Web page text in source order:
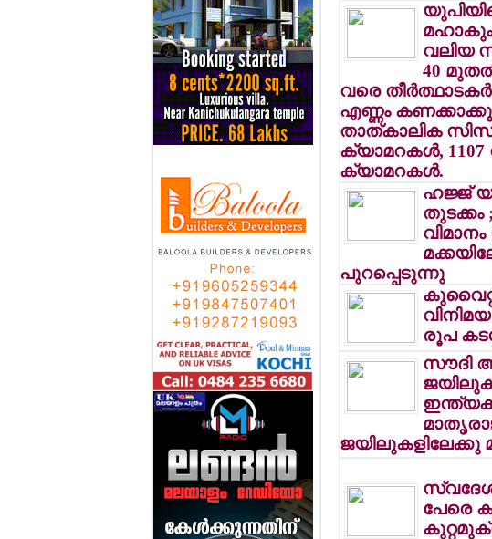
വലിയ
40
വരെ
എണ്ണം
താത്കാലിക
ക്യാമറകള്‍, 1107
ക്യാമറകള്‍.
ഹജ്ജ്
പുറപ്പെടുന്നു
കുവൈറ്റ്
വിനിമയ
രൂപ
സൗദി
ജയിലുകളിലേക്കു
പേരെ